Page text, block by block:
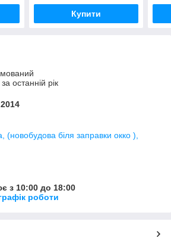
Купити
останній рік
(новобудова біля заправки окко ),
з 10:00 до 18:00
роботи